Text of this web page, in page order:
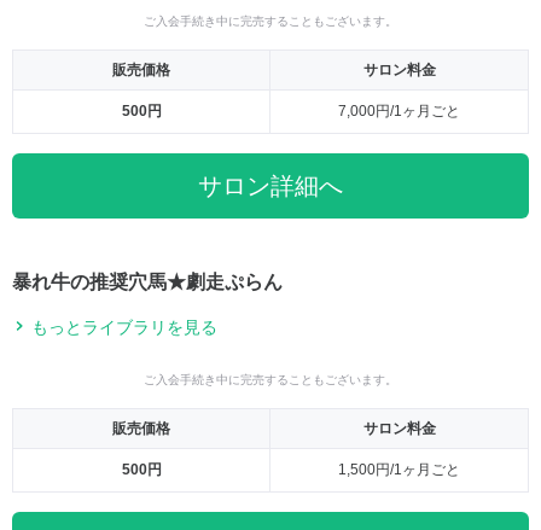
ご入会手続き中に完売することもございます。
販売価格 サロン料金
500円 7,000円/1ヶ月ごと
サロン詳細へ
暴れ牛の推奨穴馬★劇走ぷらん
もっとライブラリを見る
ご入会手続き中に完売することもございます。
販売価格 サロン料金
500円 1,500円/1ヶ月ごと